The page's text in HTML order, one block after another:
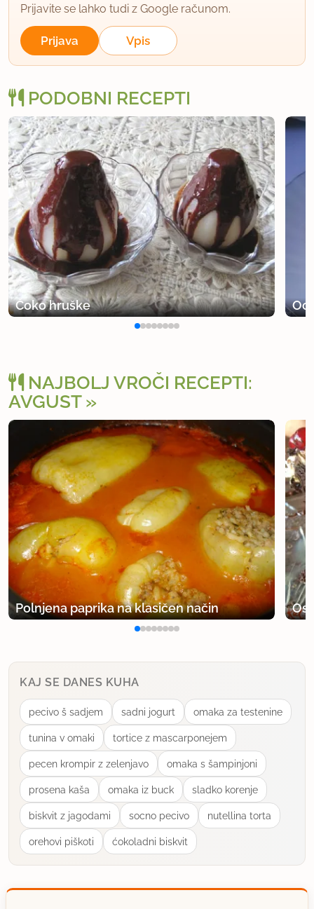
Prijavite se lahko tudi z Google računom.
Prijava Vpis
PODOBNI RECEPTI
Čoko hruške
NAJBOLJ VROČI RECEPTI:
AVGUST
Polnjena paprika na klasičen način
KAJ SE DANES KUHA
pecivo š sadjem sadni jogurt omaka za testenine
tunina v omaki tortice z mascarponejem
pecen krompir z zelenjavo omaka s šampinjoni
prosena kaša omaka iz buck sladko korenje
biskvit z jagodami socno pecivo nutellina torta
orehovi piškoti ćokoladni biskvit